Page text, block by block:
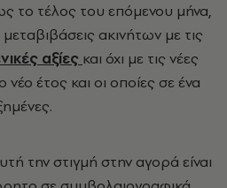
το τέλος του επόμενου μήνα,
μεταβιβάσεις ακινήτων με τις
αξίες και όχι με τις νέες
έτος και οι οποίες σε ένα
την στιγμή στην αγορά είναι